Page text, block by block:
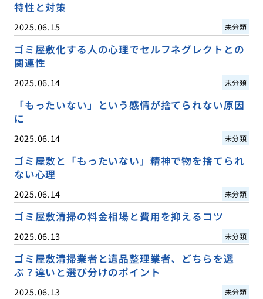
特性と対策
2025.06.15 未分類
ゴミ屋敷化する人の心理でセルフネグレクトとの
関連性
2025.06.14 未分類
「もったいない」という感情が捨てられない原因
に
2025.06.14 未分類
ゴミ屋敷と「もったいない」精神で物を捨てられ
ない心理
2025.06.14 未分類
ゴミ屋敷清掃の料金相場と費用を抑えるコツ
2025.06.13 未分類
ゴミ屋敷清掃業者と遺品整理業者、どちらを選
ぶ？違いと選び分けのポイント
2025.06.13 未分類